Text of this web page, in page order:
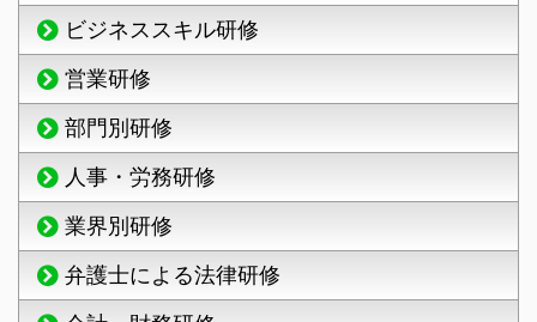
ビジネススキル研修
営業研修
部門別研修
人事・労務研修
業界別研修
弁護士による法律研修